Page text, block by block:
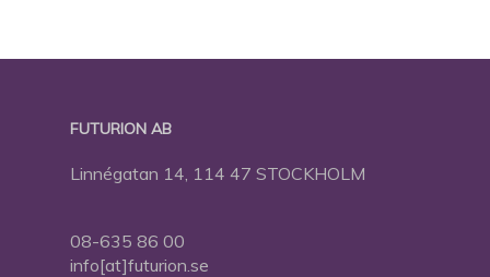
FUTURION AB
Linnégatan 14, 114 47 STOCKHOLM
08-635 86 00
info[at]futurion.se